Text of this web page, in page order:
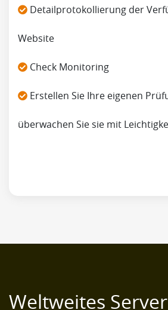
Detailprotokollierung der
Website
Check Monitoring
Erstellen Sie Ihre eigenen
überwachen Sie sie mit
Weltweites Server